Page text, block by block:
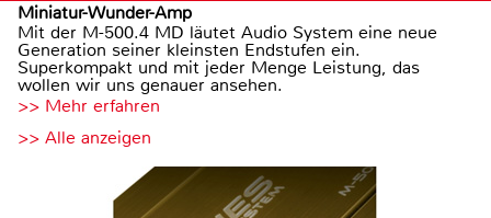
Miniatur-Wunder-Amp
Mit der M-500.4 MD läutet Audio System eine neue
Generation seiner kleinsten Endstufen ein.
Superkompakt und mit jeder Menge Leistung, das
wollen wir uns genauer ansehen.
>> Mehr erfahren
>> Alle anzeigen